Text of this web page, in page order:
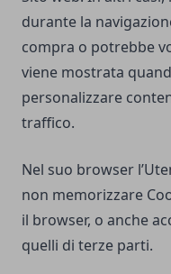
durante la
compra o potrebbe
viene mostrata
personalizzare
traffico.
Nel suo browser
non memorizzare
il browser, o anche
quelli di terze parti.